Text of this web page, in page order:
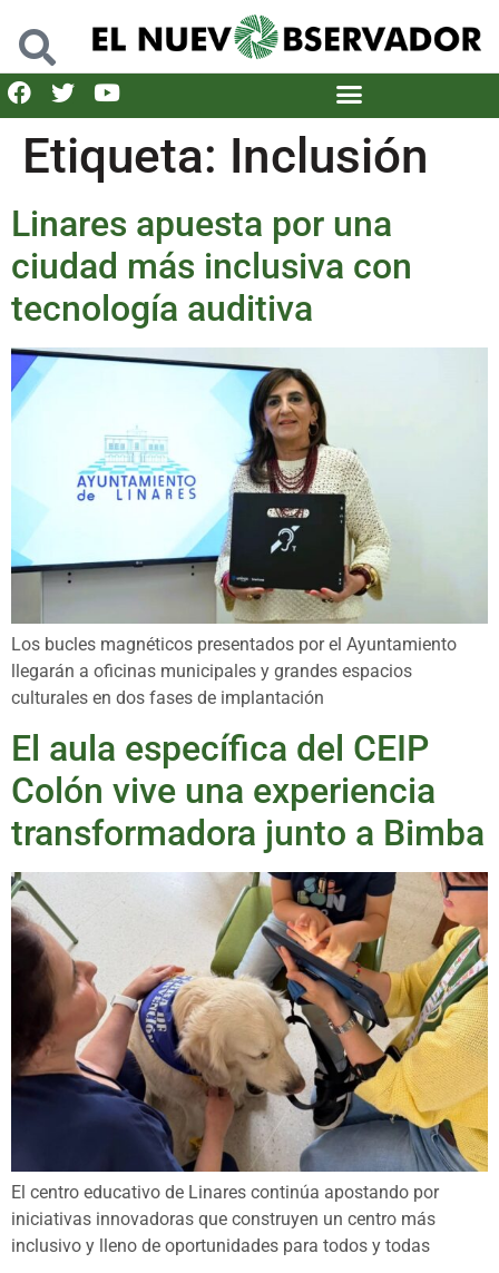
Etiqueta: Inclusión
Linares apuesta por una
ciudad más inclusiva con
tecnología auditiva
Los bucles magnéticos presentados por el Ayuntamiento
llegarán a oficinas municipales y grandes espacios
culturales en dos fases de implantación
El aula específica del CEIP
Colón vive una experiencia
transformadora junto a Bimba
El centro educativo de Linares continúa apostando por
iniciativas innovadoras que construyen un centro más
inclusivo y lleno de oportunidades para todos y todas